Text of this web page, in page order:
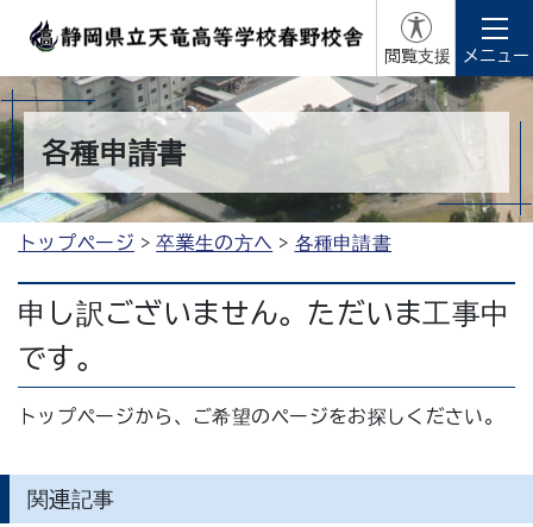
閲覧支援 メニュー
各種申請書
トップページ 卒業生の方へ 各種申請書
申し訳ございません。ただいま工事中
です。
トップページから、ご希望のページをお探しください。
関連記事